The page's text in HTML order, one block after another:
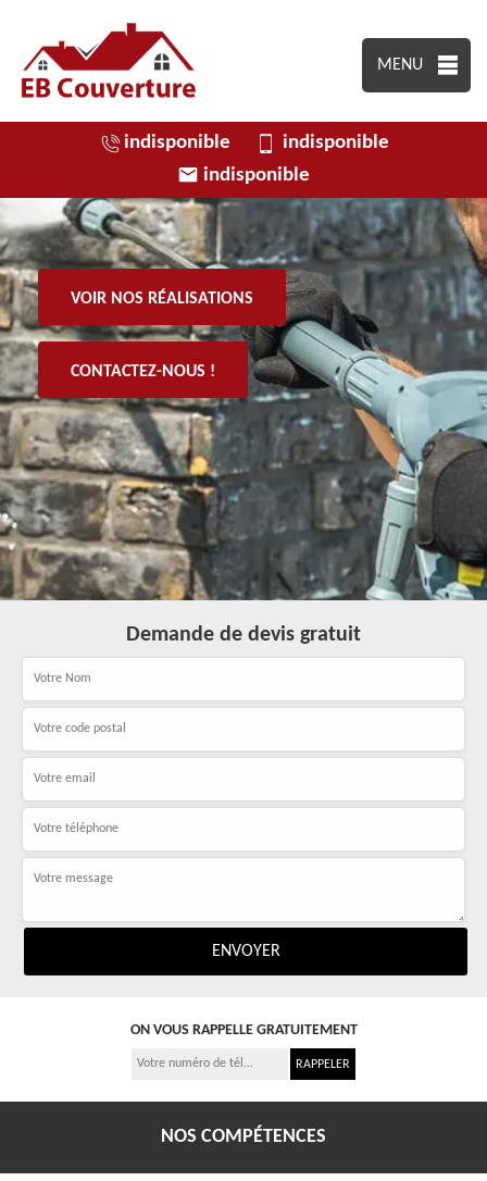
MENU
indisponible
indisponible
indisponible
VOIR NOS RÉALISATIONS
CONTACTEZ-NOUS !
Demande de devis gratuit
ON VOUS RAPPELLE GRATUITEMENT
NOS COMPÉTENCES